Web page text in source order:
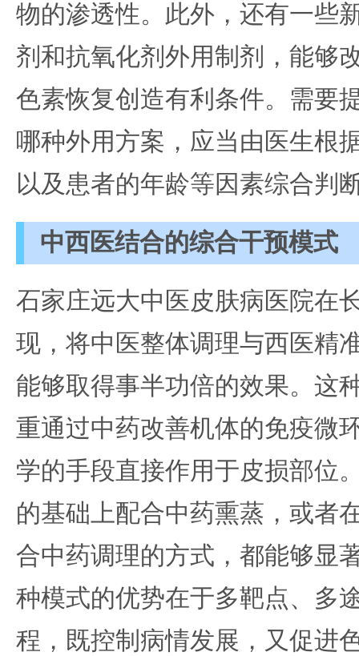
物的渗透性。此外，还有一些
剂和抗氧化剂外用制剂，能够
色素恢复创造有利条件。需要
哪种外用方案，应当由医生根
以及患者的年龄等因素综合判
中西医结合的综合干预模式
石家庄远大中医皮肤病医院在
现，将中医整体调理与西医精
能够取得事半功倍的效果。这
重通过中药改善机体的免疫微
学的手段直接作用于皮损部位
的基础上配合中药熏蒸，或者
合中药调理的方式，都能够显
种模式的优势在于多靶点、多
程，既控制病情发展，又促进